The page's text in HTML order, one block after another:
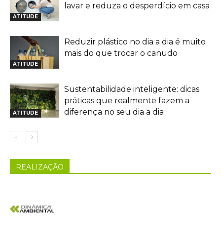
ATITUDE
lavar e reduza o desperdício em casa
ATITUDE
Reduzir plástico no dia a dia é muito
mais do que trocar o canudo
ATITUDE
Sustentabilidade inteligente: dicas
práticas que realmente fazem a
diferença no seu dia a dia
REALIZAÇÃO